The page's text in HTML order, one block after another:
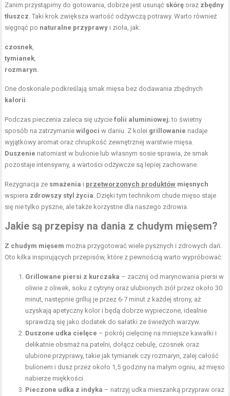
Zanim przystąpimy do gotowania, dobrze jest usunąć skórę oraz zbędny
tłuszcz . Taki krok zwiększa wartość odżywczą potrawy. Warto również
sięgnąć po naturalne przyprawy i zioła, jak:
czosnek
tymianek
rozmaryn
One doskonale podkreślają smak mięsa bez dodawania zbędnych
kalorii
Podczas pieczenia zaleca się użyciefolii aluminiowej; to świetny
sposób na zatrzymaniewilgoci w daniu. Z kolei grillowanie nadaje
wyjątkowy aromat oraz chrupkość zewnętrznej warstwie mięsa.
Duszenie natomiast w bulionie lub własnym sosie sprawia, że smak
pozostaje intensywny, a wartości odżywcze są lepiej zachowane.
Rezygnacja ze smażenia i przetworzonych produktów mięsnych
wspiera zdrowszy styl życia . Dzięki tym technikom chude mięso staje
się nie tylko pyszne, ale także korzystne dla naszego zdrowia.
Jakie są przepisy na dania z chudym mięsem?
Z chudym mięsem można przygotować wiele pysznych i zdrowych dań.
Oto kilka inspirujących przepisów, które z pewnością warto wypróbować:
Grillowane piersi z kurczaka – zacznij od marynowania piersi w
oliwie z oliwek, soku z cytryny oraz ulubionych ziół przez około 30
minut, następnie grilluj je przez 6-7 minut z każdej strony, aż
uzyskają apetyczny kolor i będą dobrze wypieczone, idealnie
sprawdzą się jako dodatek do sałatki ze świeżych warzyw.
Duszone udka cielęce – pokrój cielęcinę na mniejsze kawałki i
delikatnie obsmaż na patelni, dołącz cebulę, czosnek oraz
ulubione przyprawy, takie jak tymianek czy rozmaryn, zalej całość
bulionem i dusz przez około 1,5 godziny na małym ogniu, aż mięso
nabierze miękkości.
Pieczone udka z indyka – natrzyj udka mieszanką przypraw oraz